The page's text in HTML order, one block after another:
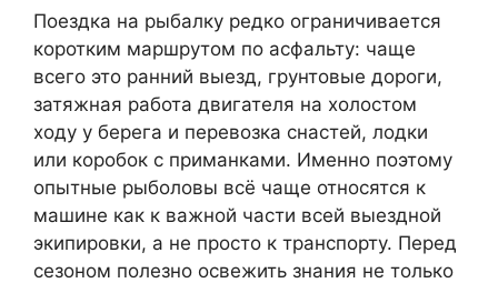
Поездка на рыбалку редко ограничивается
коротким маршрутом по асфальту: чаще
всего это ранний выезд, грунтовые дороги,
затяжная работа двигателя на холостом
ходу у берега и перевозка снастей, лодки
или коробок с приманками. Именно поэтому
опытные рыболовы всё чаще относятся к
машине как к важной части всей выездной
экипировки, а не просто к транспорту. Перед
сезоном полезно освежить знания не только